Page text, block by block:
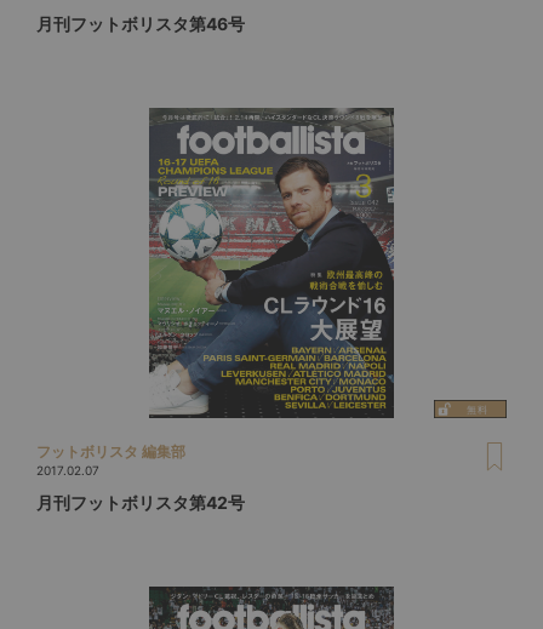
月刊フットボリスタ第46号
フットボリスタ 編集部
2017.02.07
月刊フットボリスタ第42号